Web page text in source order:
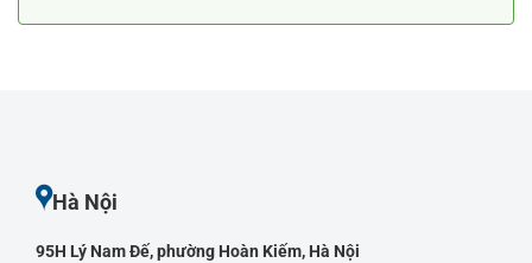
Hà Nội
95H Lý Nam Đế, phường Hoàn Kiếm, Hà Nội